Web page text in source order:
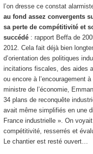
l’on dresse ce constat
au fond assez convergents
sa perte de compétitivité et
succédé: rapport Beffa de
2012. Cela fait déjà bien
d’orientation des politiques
incitations fiscales, des aides
ou encore à l’encouragement
ministre de l’économie,
34 plans de reconquête
avait même simplifiés en une
France industrielle ». On
compétitivité, resserrés et
Le chantier est resté ouvert…